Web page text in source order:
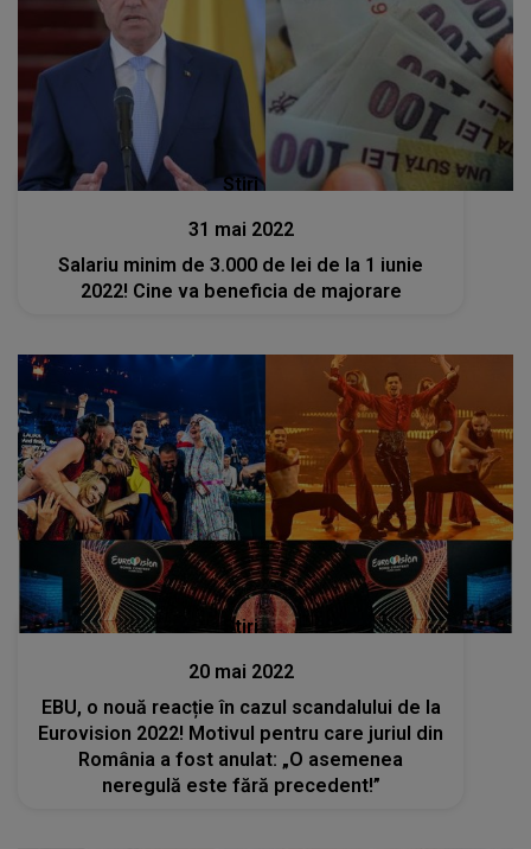
Stiri
31 mai 2022
Salariu minim de 3.000 de lei de la 1 iunie
2022! Cine va beneficia de majorare
Stiri
20 mai 2022
EBU, o nouă reacție în cazul scandalului de la
Eurovision 2022! Motivul pentru care juriul din
România a fost anulat: „O asemenea
neregulă este fără precedent!”